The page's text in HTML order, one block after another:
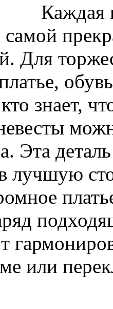
Каждая
самой
Для
знает,
Эта
лучшую
или